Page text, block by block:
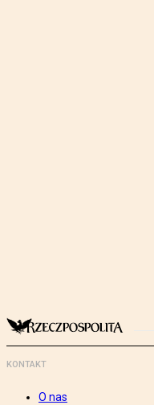
KONTAKT
O nas